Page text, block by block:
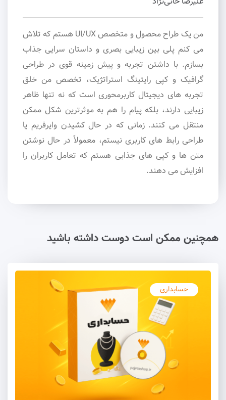
من یک طراح محصول و متخصص UI/UX هستم که تلاش
می کنم پلی بین زیبایی بصری و داستان سرایی جذاب
بسازم. با داشتن تجربه و پیش زمینه قوی در طراحی
گرافیک و کپی رایتینگ استراتژیک، تخصص من خلق
تجربه های دیجیتال کاربرمحوری است که نه تنها ظاهر
زیبایی دارند، بلکه پیام را هم به موثرترین شکل ممکن
منتقل می کنند. زمانی که در حال کشیدن وایرفریم یا
طراحی رابط های کاربری نیستم، معمولاً در حال نوشتن
متن ها و کپی های جذابی هستم که تعامل کاربران را
افزایش می دهند.
همچنین ممکن است دوست داشته باشید
حسابداری